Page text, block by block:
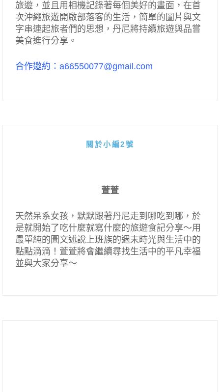
旅遊，並且用相機記錄著每個美好的畫面，在首
次沖繩旅遊開啟部落客的生活，簡單的圖片與文
字串連起旅者們的思想，丹尼將持續旅遊與品嘗
美食進行分享。
合作邀約：a66550077@gmail.com
關於小編2號
萱萱
天然呆系女孩，默默跟著丹尼走到哪吃到哪，於
是就開始了吃什麼就寫什麼的旅遊食記分享～用
最單純的圖文述說上班族的週末時光與生活中的
點點滴滴！萱萱將會繼續尋找生活中的平凡幸福
並與大家分享～